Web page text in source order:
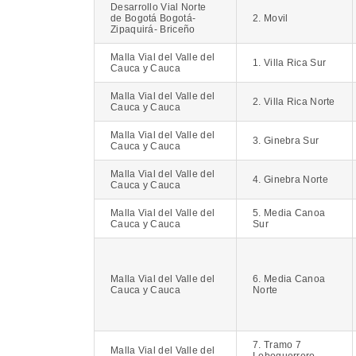
Desarrollo Vial Norte
de Bogotá Bogotá-
Zipaquirá- Briceño
2. Movil
Malla Vial del Valle del
Cauca y Cauca
1. Villa Rica Sur
Malla Vial del Valle del
Cauca y Cauca
2. Villa Rica Norte
Malla Vial del Valle del
Cauca y Cauca
3. Ginebra Sur
Malla Vial del Valle del
Cauca y Cauca
4. Ginebra Norte
Malla Vial del Valle del
Cauca y Cauca
5. Media Canoa
Sur
Malla Vial del Valle del
Cauca y Cauca
6. Media Canoa
Norte
Malla Vial del Valle del
7. Tramo 7